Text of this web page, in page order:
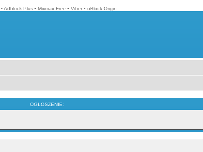
• Adblock Plus • Mixmax Free • Viber • uBlock Origin
OGŁOSZENIE: